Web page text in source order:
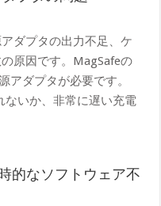
ダプタの出力不足、ケ
原因です。MagSafeの
アダプタが必要です。
ないか、非常に遅い充電
的なソフトウェア不